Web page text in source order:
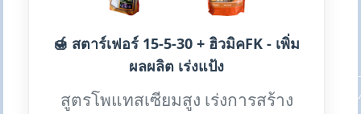
🍯 สตาร์เฟอร์ 15-5-30 + ฮิวมิคFK - เพิ่ม
ผลผลิต เร่งแป้ง
สูตรโพแทสเซียมสูง เร่งการสร้าง